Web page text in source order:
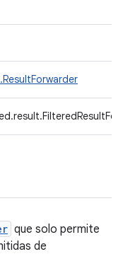
que solo permite
de